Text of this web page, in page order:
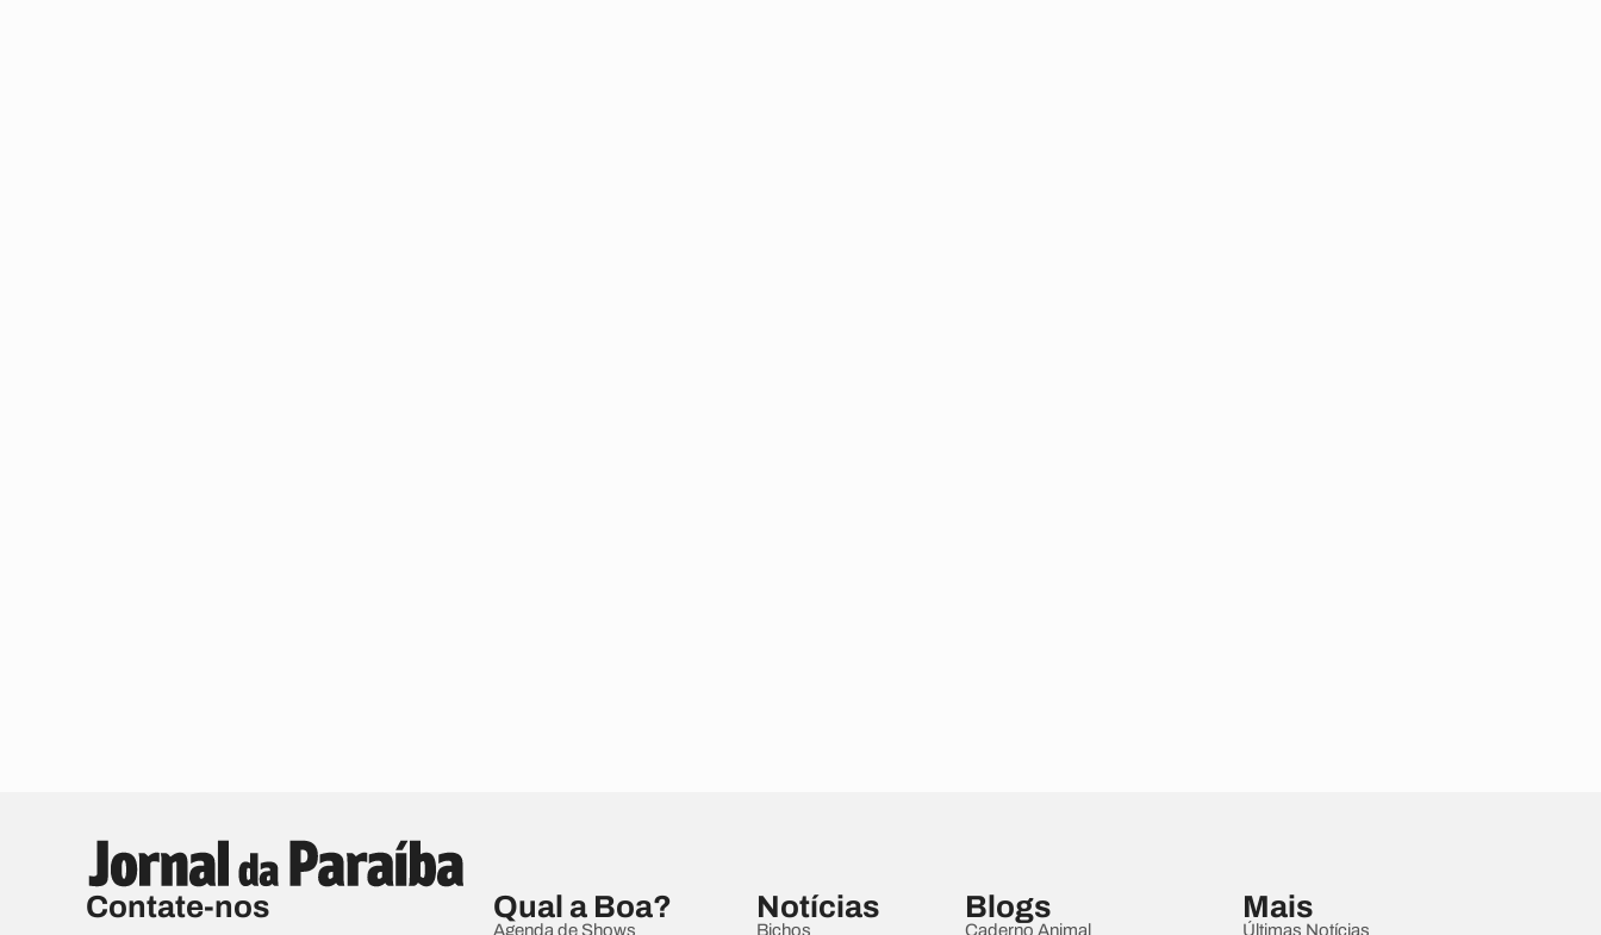
Contate-nos Qual a Boa?
Agenda de Shows
Notícias
Bichos
Blogs
Caderno Animal
Mais
Últimas Notícias